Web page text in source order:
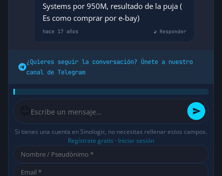
Systems por 950M, resultado de la puja (
Es como comprar por e-bay)
hace 17 años ↩ Responder
¿Quieres seguir la conversación? Únete a nuestro
canal de Telegram
😊
Si tienes una cuenta en Sinologic, no necesitas rellenar estos campos.
Regístrate gratis · Iniciar sesión